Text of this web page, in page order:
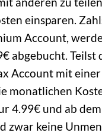
einsparen.
Account,
abgebucht. Teilst
Account mit
monatlichen
4.99€ und ab
zwar keine